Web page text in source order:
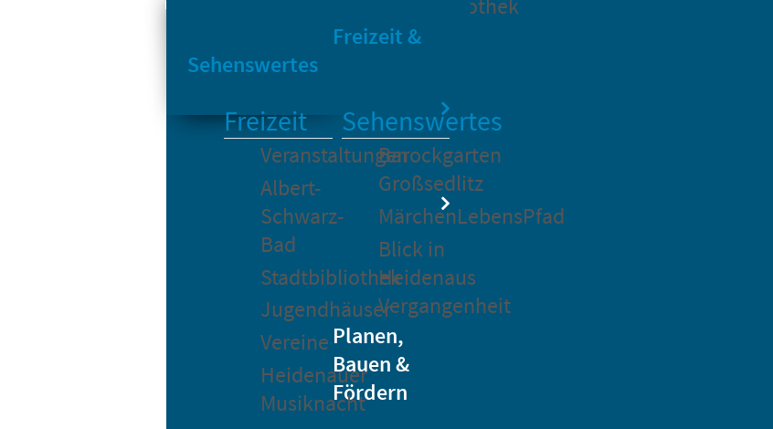
Bikesharing
Stadtbibliothek
Freizeit &
Sehenswertes
Freizeit
Veranstaltungen
Albert-
Schwarz-
Bad
Stadtbibliothek
Jugendhäuser
Vereine
Heidenauer
Musiknacht
Sehenswertes
Barockgarten
Großsedlitz
MärchenLebensPfad
Blick in
Heidenaus
Vergangenheit
Planen,
Bauen &
Fördern